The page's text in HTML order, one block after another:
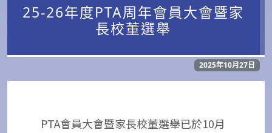
25-26年度PTA周年會員大會暨家
長校董選舉
2025年10月27日
PTA會員大會暨家長校董選舉已於10月